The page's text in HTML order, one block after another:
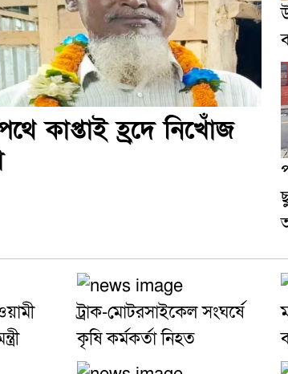
কাপ্তাই হ্রদে নিখোঁজ
ট্রাক-মোটরসাইকেল সংঘর্ষে
কৃষি কর্মকর্তা নিহত